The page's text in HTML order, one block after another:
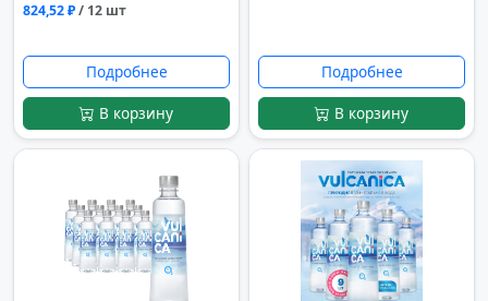
824,52 ₽/ 12 шт
Подробнее
В корзину
Подробнее
В корзину